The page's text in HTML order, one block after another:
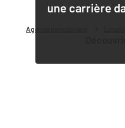
Agence immobilière
une carrière